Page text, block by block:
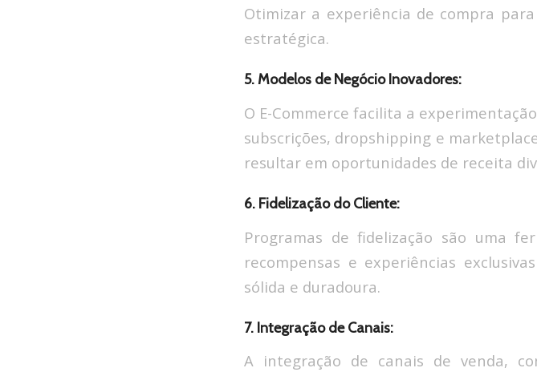
Otimizar a experiência de compra
estratégica.
5. Modelos de Negócio Inovadores:
O E-Commerce facilita a
subscrições, dropshipping e
resultar em oportunidades de receita
6. Fidelização do Cliente:
Programas de fidelização são uma
recompensas e experiências
sólida e duradoura.
7. Integração de Canais:
A integração de canais de venda,